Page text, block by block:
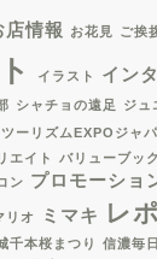
店情報 お花見 ご挨
イラスト イン
シャチョの遠足 ジュ
ツーリズムEXPOジャ
エイト
バリューブッ
ン プロモーショ
リオ ミマキ レ
千本桜まつり
信濃毎